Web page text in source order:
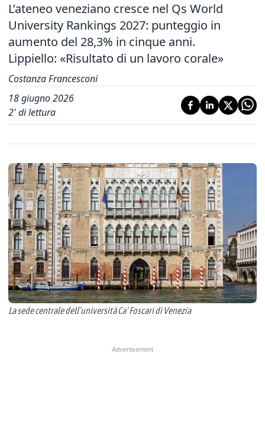
L’ateneo veneziano cresce nel Qs World
University Rankings 2027: punteggio in
aumento del 28,3% in cinque anni.
Lippiello: «Risultato di un lavoro corale»
Costanza Francesconi
18 giugno 2026
2' di lettura
La sede centrale dell’università Ca’ Foscari di Venezia